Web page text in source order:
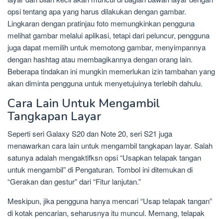
opsi tentang apa yang harus dilakukan dengan gambar.
Lingkaran dengan pratinjau foto memungkinkan pengguna
melihat gambar melalui aplikasi, tetapi dari peluncur, pengguna
juga dapat memilih untuk memotong gambar, menyimpannya
dengan hashtag atau membagikannya dengan orang lain.
Beberapa tindakan ini mungkin memerlukan izin tambahan yang
akan diminta pengguna untuk menyetujuinya terlebih dahulu.
Cara Lain Untuk Mengambil
Tangkapan Layar
Seperti seri Galaxy S20 dan Note 20, seri S21 juga
menawarkan cara lain untuk mengambil tangkapan layar. Salah
satunya adalah mengaktifksn opsi “Usapkan telapak tangan
untuk mengambil” di Pengaturan. Tombol ini ditemukan di
“Gerakan dan gestur” dari “Fitur lanjutan.”
Meskipun, jika pengguna hanya mencari “Usap telapak tangan”
di kotak pencarian, seharusnya itu muncul. Memang, telapak